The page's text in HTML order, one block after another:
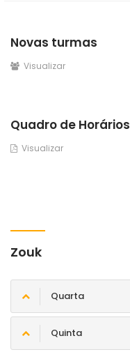
Novas turmas
Visualizar
Quadro de Horários
Visualizar
Zouk
Quarta
Quinta